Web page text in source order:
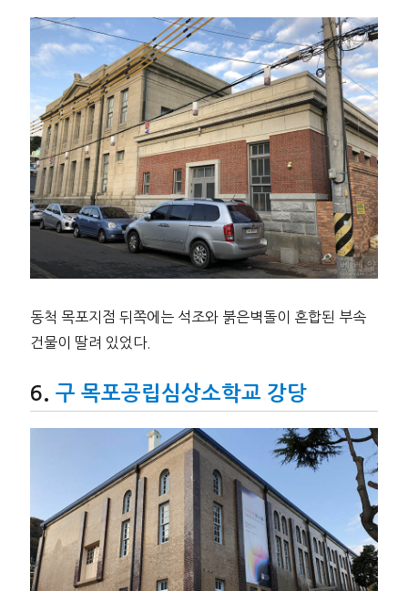
동척 목포지점 뒤쪽에는 석조와 붉은벽돌이 혼합된 부속
건물이 딸려 있었다.
구 목포공립심상소학교 강당